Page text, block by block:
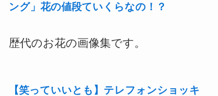
ング」花の値段ていくらなの！？
歴代のお花の画像集です。
【笑っていいとも】テレフォンショッキ